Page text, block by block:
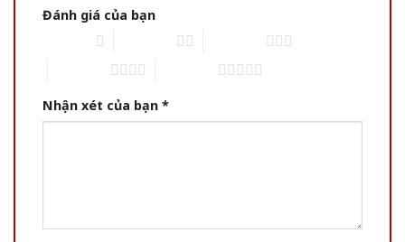
Đánh giá của bạn
Nhận xét của bạn *